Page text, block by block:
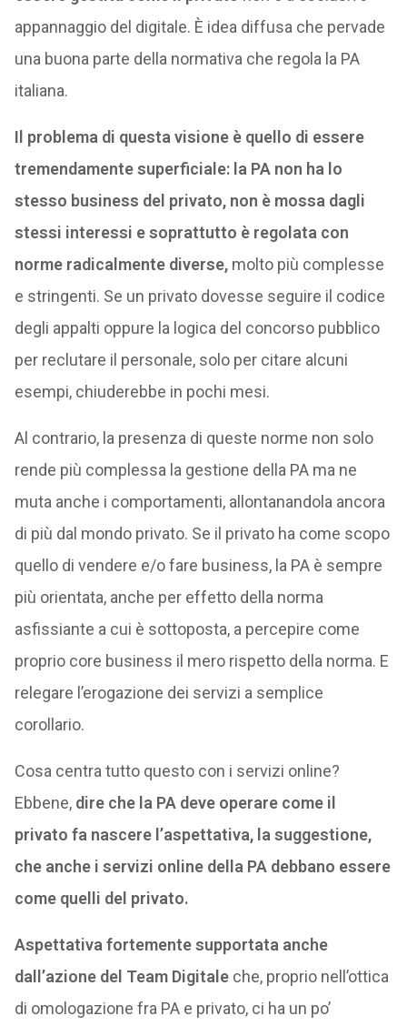
appannaggio del digitale. È idea diffusa che pervade
una buona parte della normativa che regola la PA
italiana.
Il problema di questa visione è quello di essere
tremendamente superficiale: la PA non ha lo
stesso business del privato, non è mossa dagli
stessi interessi e soprattutto è regolata con
norme radicalmente diverse,molto più complesse
e stringenti. Se un privato dovesse seguire il codice
degli appalti oppure la logica del concorso pubblico
per reclutare il personale, solo per citare alcuni
esempi, chiuderebbe in pochi mesi.
Al contrario, la presenza di queste norme non solo
rende più complessa la gestione della PA ma ne
muta anche i comportamenti, allontanandola ancora
di più dal mondo privato. Se il privato ha come scopo
quello di vendere e/o fare business, la PA è sempre
più orientata, anche per effetto della norma
asfissiante a cui è sottoposta, a percepire come
proprio core business il mero rispetto della norma. E
relegare l’erogazione dei servizi a semplice
corollario.
Cosa centra tutto questo con i servizi online?
Ebbene, dire che la PA deve operare come il
privato fa nascere l’aspettativa, la suggestione,
che anche i servizi online della PA debbano essere
come quelli del privato.
Aspettativa fortemente supportata anche
dall’azione del Team Digitaleche, proprio nell’ottica
di omologazione fra PA e privato, ci ha un po’